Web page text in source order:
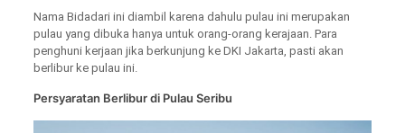
Nama Bidadari ini diambil karena dahulu pulau ini merupakan
pulau yang dibuka hanya untuk orang-orang kerajaan. Para
penghuni kerjaan jika berkunjung ke DKI Jakarta, pasti akan
berlibur ke pulau ini.
Persyaratan Berlibur di Pulau Seribu